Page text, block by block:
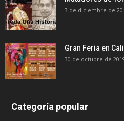
3 de diciembre de
Gran Feria en
30 de octubre de
Categoría popular